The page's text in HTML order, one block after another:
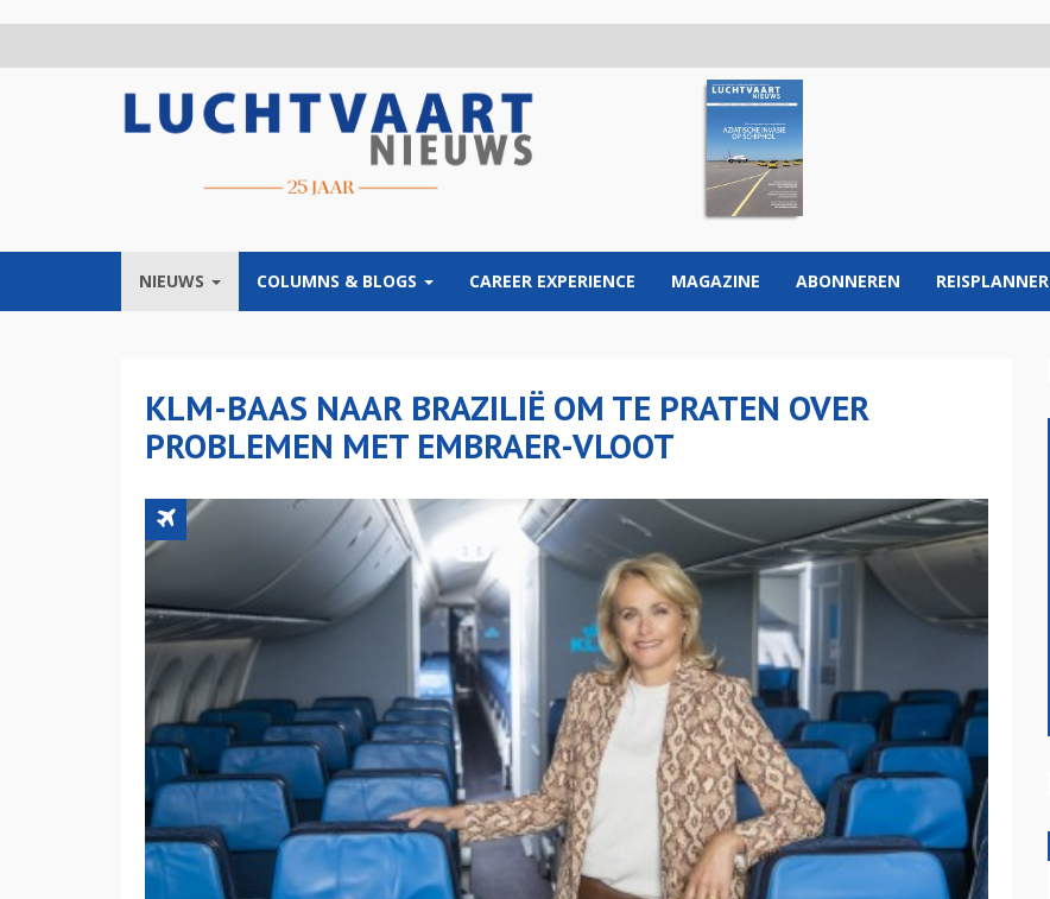
NIEUWS COLUMNS & BLOGS CAREER EXPERIENCE MAGAZINE ABONNEREN REISPLANNER
KLM-BAAS NAAR BRAZILIË OM TE PRATEN OVER
PROBLEMEN MET EMBRAER-VLOOT